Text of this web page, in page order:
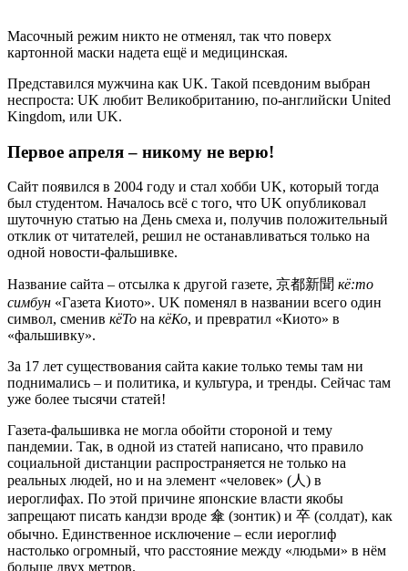
Масочный режим никто не отменял, так что поверх
картонной маски надета ещё и медицинская.
Представился мужчина как UK. Такой псевдоним выбран
неспроста: UK любит Великобританию, по-английски United
Kingdom, или UK.
Первое апреля – никому не верю!
Сайт появился в 2004 году и стал хобби UK, который тогда
был студентом. Началось всё с того, что UK опубликовал
шуточную статью на День смеха и, получив положительный
отклик от читателей, решил не останавливаться только на
одной новости-фальшивке.
Название сайта – отсылка к другой газете, 京都新聞 кё:то
симбун «Газета Киото». UK поменял в названии всего один
символ, сменив кёТо на кёКо, и превратил «Киото» в
«фальшивку».
За 17 лет существования сайта какие только темы там ни
поднимались – и политика, и культура, и тренды. Сейчас там
уже более тысячи статей!
Газета-фальшивка не могла обойти стороной и тему
пандемии. Так, в одной из статей написано, что правило
социальной дистанции распространяется не только на
реальных людей, но и на элемент «человек» (人) в
иероглифах. По этой причине японские власти якобы
запрещают писать кандзи вроде 傘 (зонтик) и 卒 (солдат), как
обычно. Единственное исключение – если иероглиф
настолько огромный, что расстояние между «людьми» в нём
больше двух метров.